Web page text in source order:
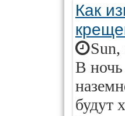
Как
Sun,
В ночь
будут